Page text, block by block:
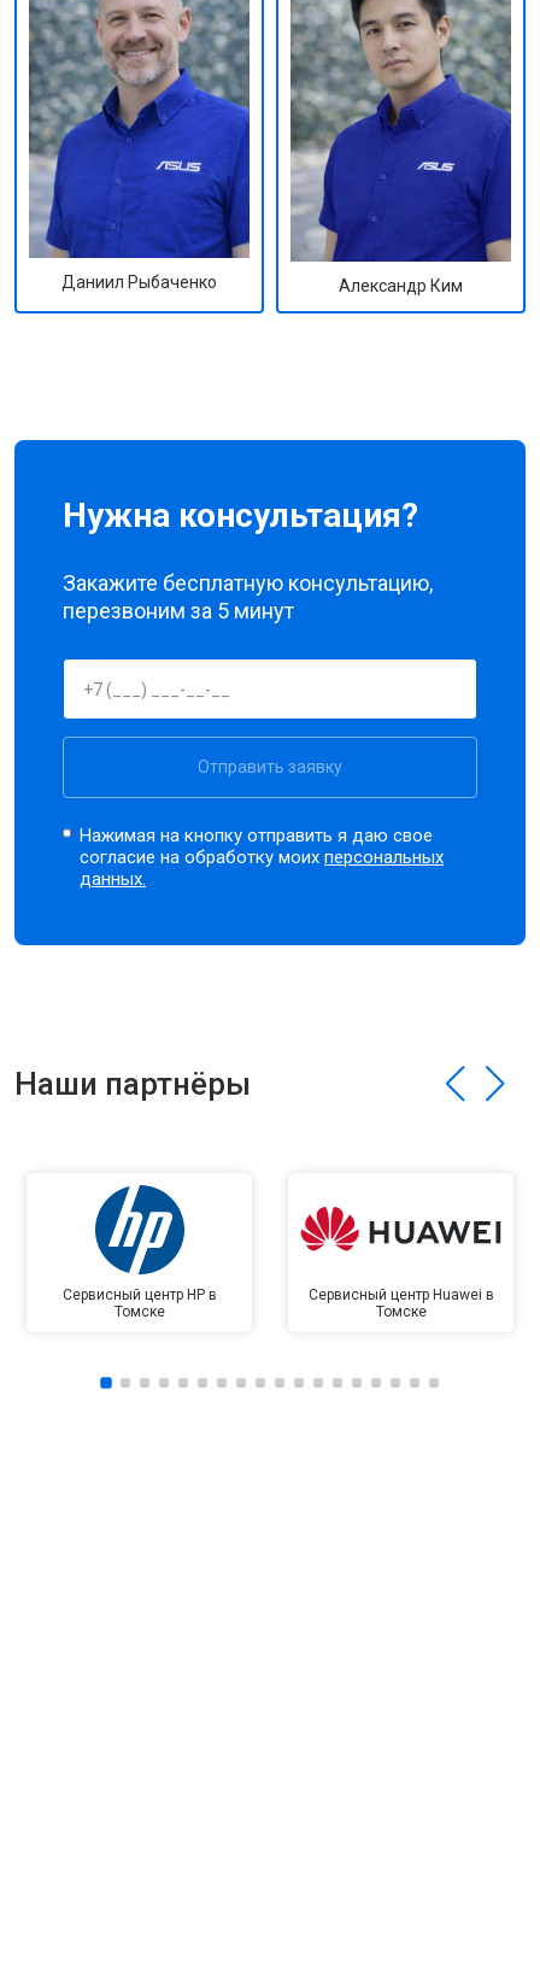
Даниил Рыбаченко Александр Ким
Нужна консультация?
Закажите бесплатную консультацию,
перезвоним за 5 минут
Отправить заявку
Нажимая на кнопку отправить я даю свое
согласие на обработку моихперсональных
данных.
Наши партнёры
Сервисный центр HP в
Томске
Сервисный центр Huawei в
Томске